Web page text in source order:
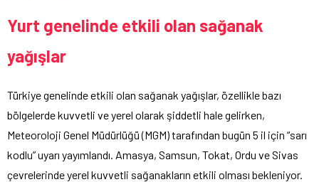
Yurt genelinde etkili olan sağanak
yağışlar
Türkiye genelinde etkili olan sağanak yağışlar, özellikle bazı
bölgelerde kuvvetli ve yerel olarak şiddetli hale gelirken,
Meteoroloji Genel Müdürlüğü (MGM) tarafından bugün 5 il için “sarı
kodlu” uyarı yayımlandı. Amasya, Samsun, Tokat, Ordu ve Sivas
çevrelerinde yerel kuvvetli sağanakların etkili olması bekleniyor.